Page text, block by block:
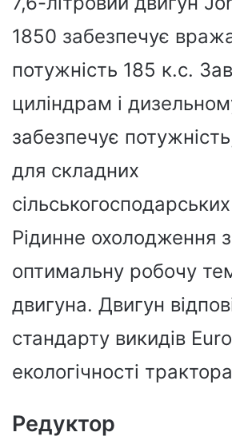
1850 забезпечує
потужність 185 к.с.
циліндрам і
забезпечує
для складних
Рідинне охолодження
оптимальну робочу
двигуна. Двигун
стандарту викидів
екологічності
Редуктор